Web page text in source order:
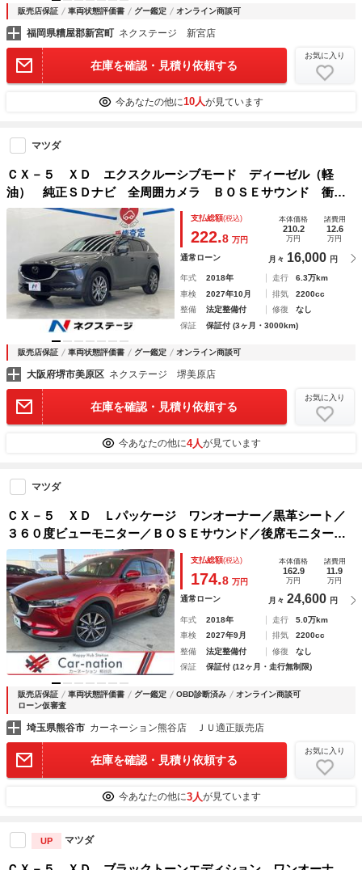
販売店保証 車両状態評価書 グー鑑定 オンライン商談可
福岡県糟屋郡新宮町 ネクステージ 新宮店
在庫を確認・見積り依頼する
お気に入り
今あなたの他に10人が見ています
マツダ
ＣＸ－５ ＸＤ エクスクルーシブモード ディーゼル（軽
油） 純正ＳＤナビ 全周囲カメラ ＢＯＳＥサウンド 衝突
被害軽減システム レーダークルーズ 電動リアゲート レザ
ーシート ドラレコ コーナーセンサー スマートキー ＬＥ
Ｄヘッド ＥＴＣ
支払総額(税込)
222.8 万円
本体価格
210.2
万円
諸費用
12.6
万円
通常ローン 月々 16,000 円
年式 2018年 走行
6.3万km
車検
2027年10月 排気
2200cc
整備
法定整備付 修復
なし
保証
保証付 (3ヶ月・3000km)
販売店保証 車両状態評価書 グー鑑定 オンライン商談可
大阪府堺市美原区 ネクステージ 堺美原店
在庫を確認・見積り依頼する
お気に入り
今あなたの他に4人が見ています
マツダ
ＣＸ－５ ＸＤ Ｌパッケージ ワンオーナー／黒革シート／
３６０度ビューモニター／ＢＯＳＥサウンド／後席モニター／
衝突軽減ブレ－キ／車線逸脱防止／後側方検知警報／誤発進抑
制／レーダークルコン／ソナー／アダプティブＬＥＤライト
支払総額(税込)
174.8 万円
本体価格
162.9
万円
諸費用
11.9
万円
通常ローン 月々 24,600 円
年式 2018年 走行
5.0万km
車検
2027年9月 排気
2200cc
整備
法定整備付 修復
なし
保証
保証付 (12ヶ月・走行無制限)
販売店保証 車両状態評価書 グー鑑定 OBD診断済み
オンライン商談可
ローン仮審査
埼玉県熊谷市 カーネーション熊谷店 ＪＵ適正販売店
在庫を確認・見積り依頼する
お気に入り
今あなたの他に3人が見ています
UP マツダ